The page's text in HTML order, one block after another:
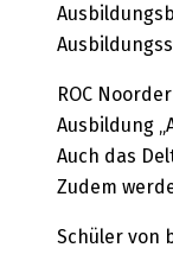
ROC
Ausbildung
Auch das
Zudem
Schüler von